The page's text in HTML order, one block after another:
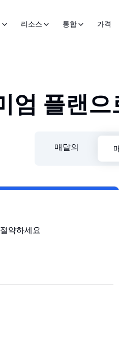
리소스 통합 가격
엄 플랜으
매달의
약하세요